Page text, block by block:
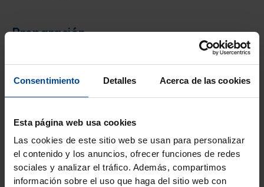
Consentimiento Detalles Acerca de las cookies
Esta página web usa cookies
Las cookies de este sitio web se usan para personalizar
el contenido y los anuncios, ofrecer funciones de redes
sociales y analizar el tráfico. Además, compartimos
información sobre el uso que haga del sitio web con
Preparación
Triturar finamente las galletas, incorporar la mantequilla
cuadrado desmoldable, presionar bien con el dorso de una
Refrigerar para que se endurezca, y remojar la gelatina en
retirar del fuego y añadir la gelatina bien escurrida. Mezclar
para amalgamar los ingredientes y dejar enfriar. Verter el
yogur en un cuenco, añadir la leche y la nata montada,
mezclando suavemente. Verter la mezcla sobre la base de
galleta y refrigerar durante al menos 30 minutos. Decorar al